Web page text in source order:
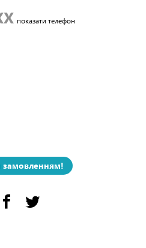
показати телефон
замовленням!